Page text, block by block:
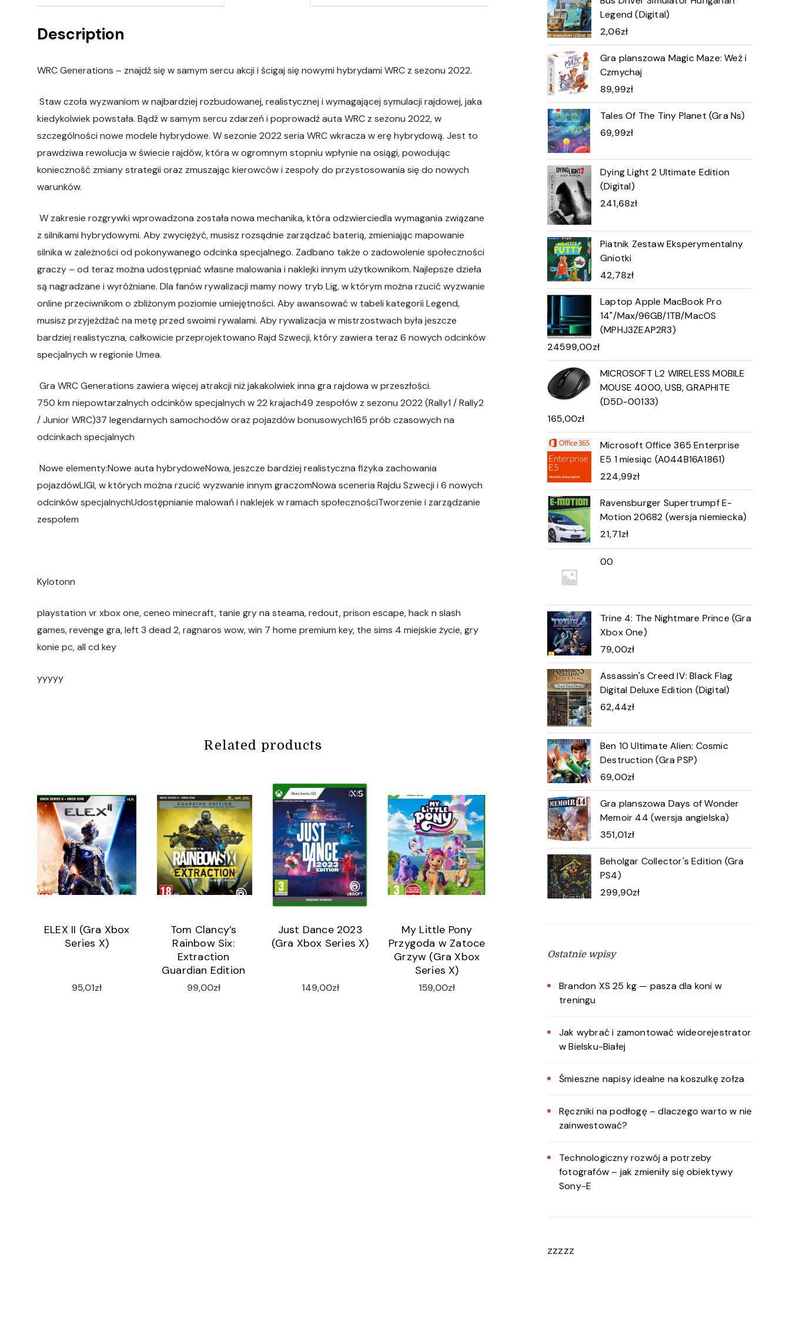
Description
WRC Generations – znajdź się w samym sercu akcji i ścigaj się nowymi hybrydami WRC z sezonu 2022.
Staw czoła wyzwaniom w najbardziej rozbudowanej, realistycznej i wymagającej symulacji rajdowej, jaka
kiedykolwiek powstała. Bądź w samym sercu zdarzeń i poprowadź auta WRC z sezonu 2022, w
szczególności nowe modele hybrydowe. W sezonie 2022 seria WRC wkracza w erę hybrydową. Jest to
prawdziwa rewolucja w świecie rajdów, która w ogromnym stopniu wpłynie na osiągi, powodując
konieczność zmiany strategii oraz zmuszając kierowców i zespoły do przystosowania się do nowych
warunków.
W zakresie rozgrywki wprowadzona została nowa mechanika, która odzwierciedla wymagania związane
z silnikami hybrydowymi. Aby zwyciężyć, musisz rozsądnie zarządzać baterią, zmieniając mapowanie
silnika w zależności od pokonywanego odcinka specjalnego. Zadbano także o zadowolenie społeczności
graczy – od teraz można udostępniać własne malowania i naklejki innym użytkownikom. Najlepsze dzieła
są nagradzane i wyróżniane. Dla fanów rywalizacji mamy nowy tryb Lig, w którym można rzucić wyzwanie
online przeciwnikom o zbliżonym poziomie umiejętności. Aby awansować w tabeli kategorii Legend,
musisz przyjeżdżać na metę przed swoimi rywalami. Aby rywalizacja w mistrzostwach była jeszcze
bardziej realistyczna, całkowicie przeprojektowano Rajd Szwecji, który zawiera teraz 6 nowych odcinków
specjalnych w regionie Umea.
Gra WRC Generations zawiera więcej atrakcji niż jakakolwiek inna gra rajdowa w przeszłości.
750 km niepowtarzalnych odcinków specjalnych w 22 krajach49 zespołów z sezonu 2022 (Rally1 / Rally2
/ Junior WRC)37 legendarnych samochodów oraz pojazdów bonusowych165 prób czasowych na
odcinkach specjalnych
Nowe elementy:Nowe auta hybrydoweNowa, jeszcze bardziej realistyczna fizyka zachowania
pojazdówLIGI, w których można rzucić wyzwanie innym graczomNowa sceneria Rajdu Szwecji i 6 nowych
odcinków specjalnychUdostępnianie malowań i naklejek w ramach społecznościTworzenie i zarządzanie
zespołem
Kylotonn
playstation vr xbox one, ceneo minecraft, tanie gry na steama, redout, prison escape, hack n slash
games, revenge gra, left 3 dead 2, ragnaros wow, win 7 home premium key, the sims 4 miejskie życie, gry
konie pc, all cd key
yyyyy
Related products
ELEX II (Gra Xbox
Series X)
95,01zł
Tom Clancy’s
Rainbow Six:
Extraction
Guardian Edition
(Gra Xbox Series X)
99,00zł
Just Dance 2023
(Gra Xbox Series X)
149,00zł
My Little Pony
Przygoda w Zatoce
Grzyw (Gra Xbox
Series X)
159,00zł
Legend (Digital)
2,06zł
Gra planszowa Magic Maze: Weź i
Czmychaj
89,99zł
Tales Of The Tiny Planet (Gra Ns)
69,99zł
Dying Light 2 Ultimate Edition
(Digital)
241,68zł
Piatnik Zestaw Eksperymentalny
Gniotki
42,78zł
Laptop Apple MacBook Pro
14"/Max/96GB/1TB/MacOS
(MPHJ3ZEAP2R3)
24599,00zł
MICROSOFT L2 WIRELESS MOBILE
MOUSE 4000, USB, GRAPHITE
(D5D-00133)
165,00zł
Microsoft Office 365 Enterprise
E5 1 miesiąc (A044B16A1861)
224,99zł
Ravensburger Supertrumpf E-
Motion 20682 (wersja niemiecka)
21,71zł
00
Trine 4: The Nightmare Prince (Gra
Xbox One)
79,00zł
Assassin's Creed IV: Black Flag
Digital Deluxe Edition (Digital)
62,44zł
Ben 10 Ultimate Alien: Cosmic
Destruction (Gra PSP)
69,00zł
Gra planszowa Days of Wonder
Memoir 44 (wersja angielska)
351,01zł
Beholgar Collector's Edition (Gra
PS4)
299,90zł
Ostatnie wpisy
Brandon XS 25 kg — pasza dla koni w
treningu
Jak wybrać i zamontować wideorejestrator
w Bielsku-Białej
Śmieszne napisy idealne na koszulkę zołza
Ręczniki na podłogę – dlaczego warto w nie
zainwestować?
Technologiczny rozwój a potrzeby
fotografów – jak zmieniły się obiektywy
Sony-E
zzzzz